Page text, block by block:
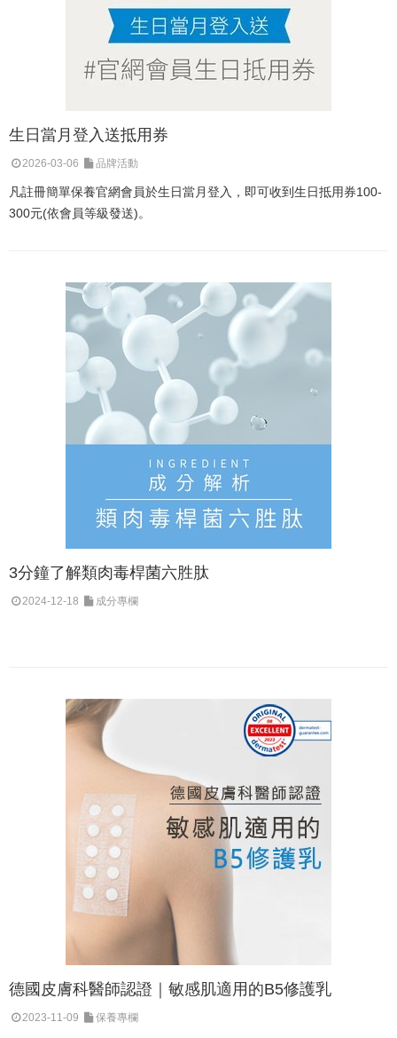
生日當月登入送抵用券
2026-03-06 品牌活動
凡註冊簡單保養官網會員於生日當月登入，即可收到生日抵用券100-
300元(依會員等級發送)。
3分鐘了解類肉毒桿菌六胜肽
2024-12-18 成分專欄
德國皮膚科醫師認證｜敏感肌適用的B5修護乳
2023-11-09 保養專欄